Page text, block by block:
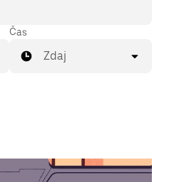
Čas
Zdaj